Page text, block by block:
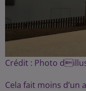
Crédit : Photo
Cela fait moins d’un